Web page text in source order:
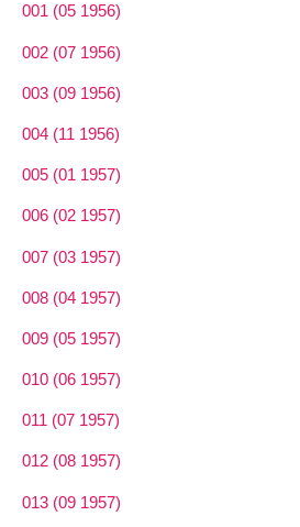
001 (05 1956)
002 (07 1956)
003 (09 1956)
004 (11 1956)
005 (01 1957)
006 (02 1957)
007 (03 1957)
008 (04 1957)
009 (05 1957)
010 (06 1957)
011 (07 1957)
012 (08 1957)
013 (09 1957)